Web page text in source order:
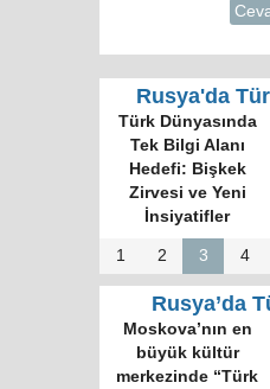
Rusya'da
Türk Dünyasında
Tek Bilgi Alanı
Hedefi: Bişkek
Zirvesi ve Yeni
İnsiyatifler
1 2 3 4
Rusya’da
Moskova’nın en
büyük kültür
merkezinde “Türk